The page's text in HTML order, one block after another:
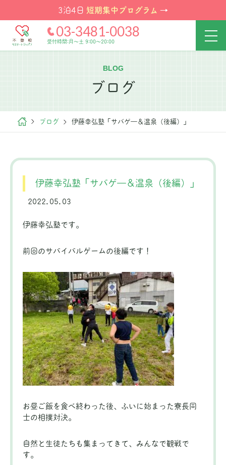
3泊4日 短期集中プログラム →
03-3481-0038
受付時間:月～土 9:00～20:00
BLOG
ブログ
ブログ 伊藤幸弘塾「サバゲ―＆温泉（後編）」
伊藤幸弘塾「サバゲ―＆温泉（後編）」
2022.05.03
伊藤幸弘塾です。
前回のサバイバルゲームの後編です！
お昼ご飯を食べ終わった後、ふいに始まった寮長同
士の相撲対決。
自然と生徒たちも集まってきて、みんなで観戦で
す。